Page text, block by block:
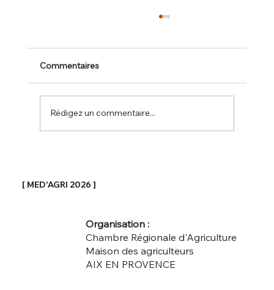
Commentaires
Rédigez un commentaire...
[ MED'AGRI 2026 ]
Organisation :
Chambre Régionale d'Agriculture
Maison des agriculteurs
AIX EN PROVENCE